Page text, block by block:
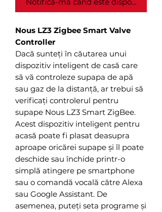
Notifică-mă când este disponibil
Nous LZ3 Zigbee Smart Valve
Controller
Dacă sunteți în căutarea unui
dispozitiv inteligent de casă care
să vă controleze supapa de apă
sau gaz de la distanță, ar trebui să
verificați controlerul pentru
supape Nous LZ3 Smart ZigBee.
Acest dispozitiv inteligent pentru
acasă poate fi plasat deasupra
aproape oricărei supape și îl poate
deschide sau închide printr-o
simplă atingere pe smartphone
sau o comandă vocală către Alexa
sau Google Assistant. De
asemenea, puteți seta programe și